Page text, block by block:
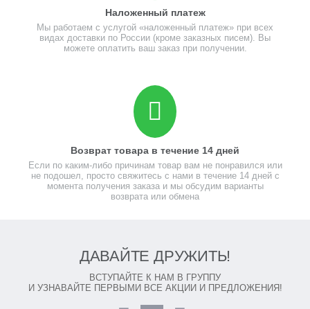
Наложенный платеж
Мы работаем с услугой «наложенный платеж» при всех
видах доставки по России (кроме заказных писем). Вы
можете оплатить ваш заказ при получении.
Возврат товара в течение 14 дней
Если по каким-либо причинам товар вам не понравился или
не подошел, просто свяжитесь с нами в течение 14 дней с
момента получения заказа и мы обсудим варианты
возврата или обмена
ДАВАЙТЕ ДРУЖИТЬ!
ВСТУПАЙТЕ К НАМ В ГРУППУ
И УЗНАВАЙТЕ ПЕРВЫМИ ВСЕ АКЦИИ И ПРЕДЛОЖЕНИЯ!